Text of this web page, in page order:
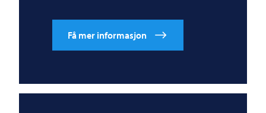
Få mer informasjon